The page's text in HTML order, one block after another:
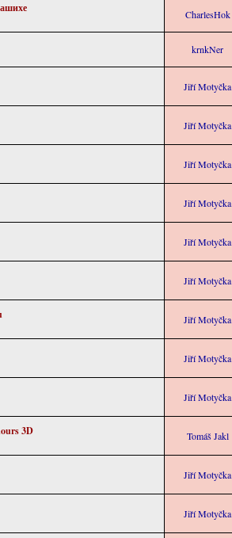
CharlesHok
krnkNer
Jiří Motyčka
Jiří Motyčka
Jiří Motyčka
Jiří Motyčka
Jiří Motyčka
Jiří Motyčka
Jiří Motyčka
Jiří Motyčka
Jiří Motyčka
3D Tomáš Jakl
Jiří Motyčka
Jiří Motyčka